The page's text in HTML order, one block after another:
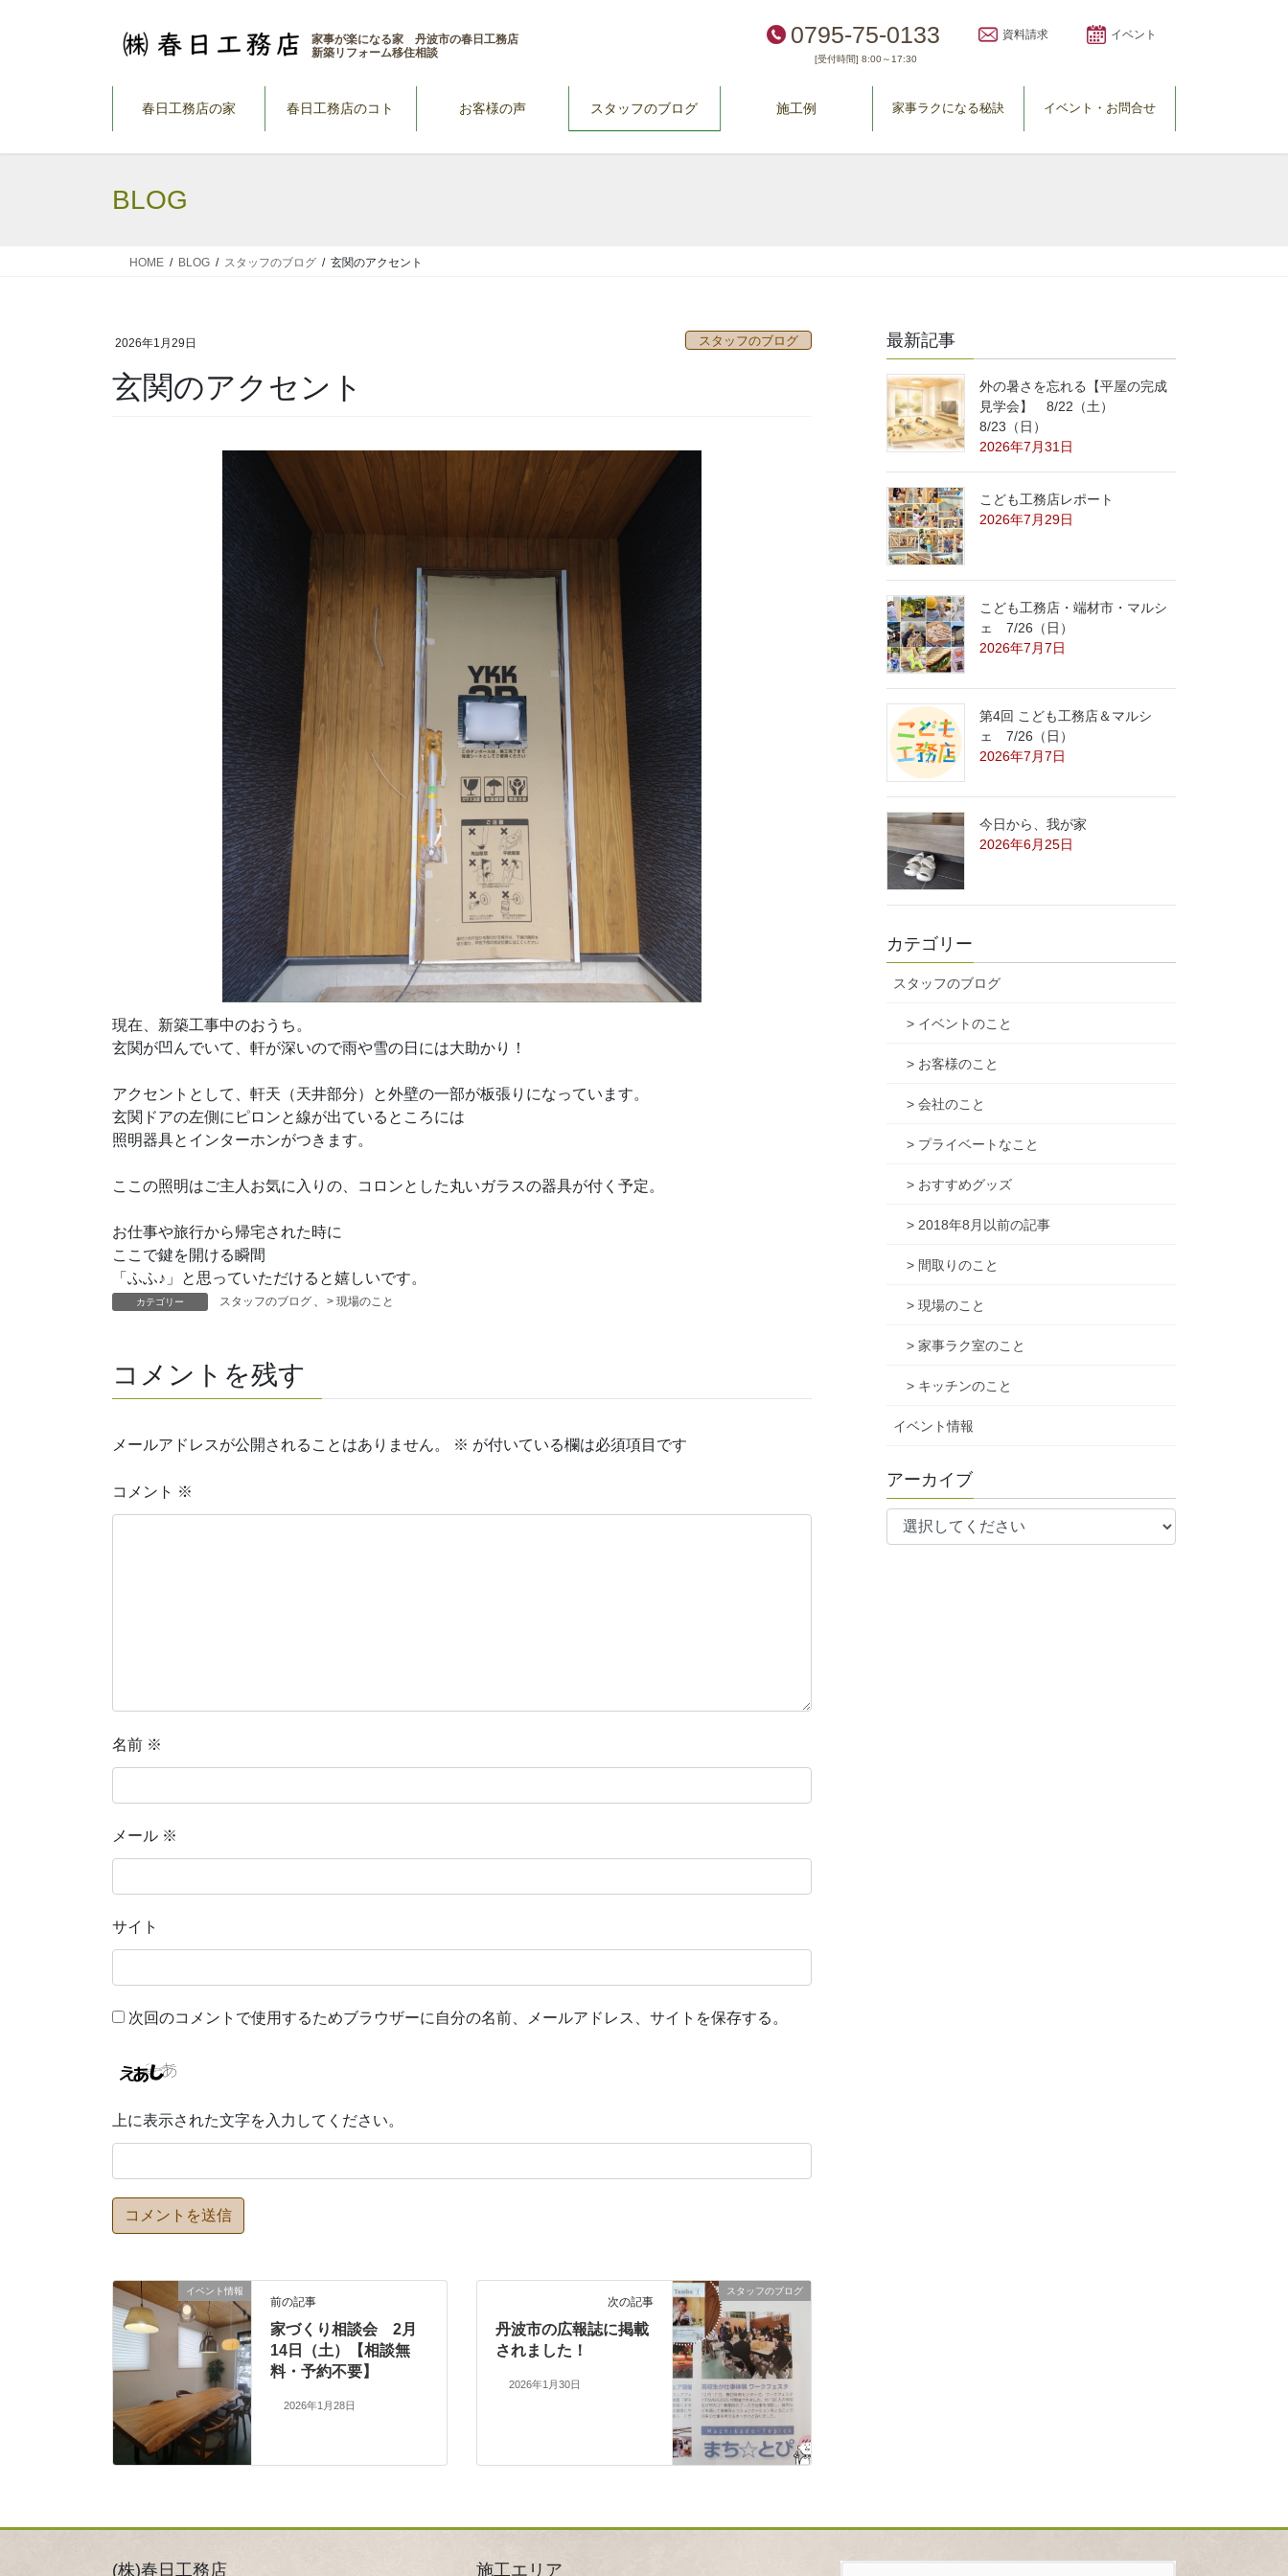
家事が楽になる家 丹波市の春日工務店
新築リフォーム移住相談
0795-75-0133
[受付時間] 8:00～17:30
資料請求 イベント
春日工務店の家 春日工務店のコト お客様の声 スタッフのブログ 施工例 家事ラクになる秘訣 イベント・お問合せ
BLOG
HOME BLOG スタッフのブログ 玄関のアクセント
2026年1月29日 スタッフのブログ
玄関のアクセント
現在、新築工事中のおうち。
玄関が凹んでいて、軒が深いので雨や雪の日には大助かり！
アクセントとして、軒天（天井部分）と外壁の一部が板張りになっています。
玄関ドアの左側にピロンと線が出ているところには
照明器具とインターホンがつきます。
ここの照明はご主人お気に入りの、コロンとした丸いガラスの器具が付く予定。
お仕事や旅行から帰宅された時に
ここで鍵を開ける瞬間
「ふふ♪」と思っていただけると嬉しいです。
カテゴリー スタッフのブログ > 現場のこと
コメントを残す
メールアドレスが公開されることはありません。 ※ が付いている欄は必須項目です
コメント ※
名前 ※
メール ※
サイト
次回のコメントで使用するためブラウザーに自分の名前、メールアドレス、サイトを保存する。
上に表示された文字を入力してください。
イベント情報
前の記事
家づくり相談会 2月
14日（土）【相談無
料・予約不要】
2026年1月28日
スタッフのブログ
次の記事
丹波市の広報誌に掲載
されました！
2026年1月30日
最新記事
外の暑さを忘れる【平屋の完成
見学会】 8/22（土）
8/23（日）
2026年7月31日
こども工務店レポート
2026年7月29日
こども工務店・端材市・マルシ
ェ 7/26（日）
2026年7月7日
第4回 こども工務店＆マルシ
ェ 7/26（日）
2026年7月7日
今日から、我が家
2026年6月25日
カテゴリー
スタッフのブログ
> イベントのこと
> お客様のこと
> 会社のこと
> プライベートなこと
> おすすめグッズ
> 2018年8月以前の記事
> 間取りのこと
> 現場のこと
> 家事ラク室のこと
> キッチンのこと
イベント情報
アーカイブ
(株)春日工務店 施工エリア